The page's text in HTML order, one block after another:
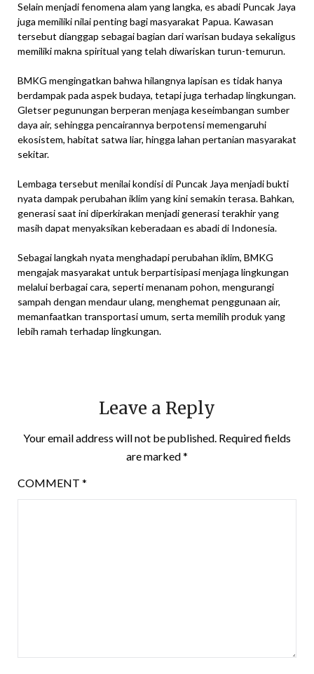
Selain menjadi fenomena alam yang langka, es abadi Puncak Jaya
juga memiliki nilai penting bagi masyarakat Papua. Kawasan
tersebut dianggap sebagai bagian dari warisan budaya sekaligus
memiliki makna spiritual yang telah diwariskan turun-temurun.
BMKG mengingatkan bahwa hilangnya lapisan es tidak hanya
berdampak pada aspek budaya, tetapi juga terhadap lingkungan.
Gletser pegunungan berperan menjaga keseimbangan sumber
daya air, sehingga pencairannya berpotensi memengaruhi
ekosistem, habitat satwa liar, hingga lahan pertanian masyarakat
sekitar.
Lembaga tersebut menilai kondisi di Puncak Jaya menjadi bukti
nyata dampak perubahan iklim yang kini semakin terasa. Bahkan,
generasi saat ini diperkirakan menjadi generasi terakhir yang
masih dapat menyaksikan keberadaan es abadi di Indonesia.
Sebagai langkah nyata menghadapi perubahan iklim, BMKG
mengajak masyarakat untuk berpartisipasi menjaga lingkungan
melalui berbagai cara, seperti menanam pohon, mengurangi
sampah dengan mendaur ulang, menghemat penggunaan air,
memanfaatkan transportasi umum, serta memilih produk yang
lebih ramah terhadap lingkungan.
Leave a Reply
Your email address will not be published. Required fields
are marked*
COMMENT *